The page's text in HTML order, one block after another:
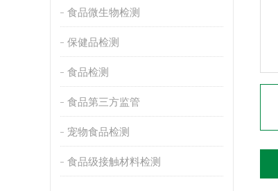
食品微生物检测
保健品检测
食品检测
食品第三方监管
宠物食品检测
食品级接触材料检测